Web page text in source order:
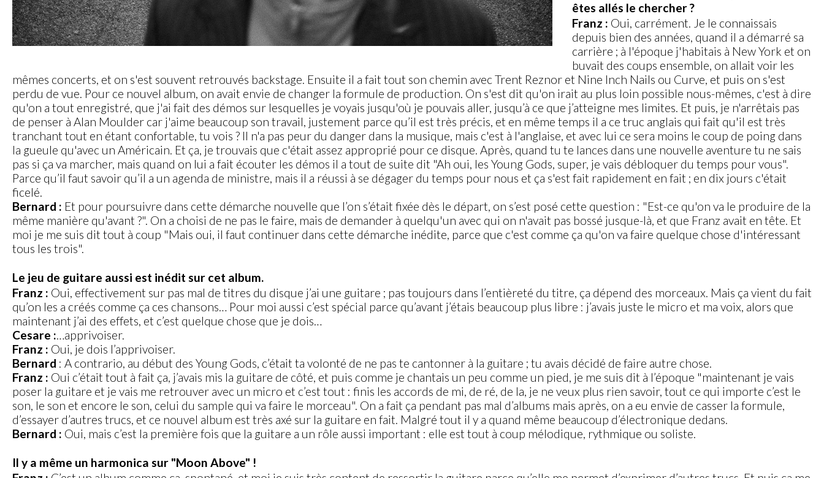
êtes allés le chercher ?
Franz : Oui, carrément. Je le connaissais
depuis bien des années, quand il a démarré sa
carrière ; à l'époque j'habitais à New York et on
buvait des coups ensemble, on allait voir les
mêmes concerts, et on s'est souvent retrouvés backstage. Ensuite il a fait tout son chemin avec Trent Reznor et Nine Inch Nails ou Curve, et puis on s'est
perdu de vue. Pour ce nouvel album, on avait envie de changer la formule de production. On s'est dit qu'on irait au plus loin possible nous-mêmes, c'est à dire
qu'on a tout enregistré, que j'ai fait des démos sur lesquelles je voyais jusqu'où je pouvais aller, jusqu’à ce que j’atteigne mes limites. Et puis, je n'arrêtais pas
de penser à Alan Moulder car j'aime beaucoup son travail, justement parce qu’il est très précis, et en même temps il a ce truc anglais qui fait qu'il est très
tranchant tout en étant confortable, tu vois ? Il n'a pas peur du danger dans la musique, mais c'est à l'anglaise, et avec lui ce sera moins le coup de poing dans
la gueule qu'avec un Américain. Et ça, je trouvais que c'était assez approprié pour ce disque. Après, quand tu te lances dans une nouvelle aventure tu ne sais
pas si ça va marcher, mais quand on lui a fait écouter les démos il a tout de suite dit "Ah oui, les Young Gods, super, je vais débloquer du temps pour vous".
Parce qu’il faut savoir qu’il a un agenda de ministre, mais il a réussi à se dégager du temps pour nous et ça s'est fait rapidement en fait ; en dix jours c'était
ficelé.
Bernard : Et pour poursuivre dans cette démarche nouvelle que l’on s’était fixée dès le départ, on s’est posé cette question : "Est-ce qu'on va le produire de la
même manière qu'avant ?". On a choisi de ne pas le faire, mais de demander à quelqu'un avec qui on n'avait pas bossé jusque-là, et que Franz avait en tête. Et
moi je me suis dit tout à coup "Mais oui, il faut continuer dans cette démarche inédite, parce que c'est comme ça qu'on va faire quelque chose d'intéressant
tous les trois".
Le jeu de guitare aussi est inédit sur cet album.
Franz : Oui, effectivement sur pas mal de titres du disque j’ai une guitare ; pas toujours dans l’entièreté du titre, ça dépend des morceaux. Mais ça vient du fait
qu’on les a créés comme ça ces chansons… Pour moi aussi c’est spécial parce qu’avant j’étais beaucoup plus libre : j’avais juste le micro et ma voix, alors que
maintenant j’ai des effets, et c’est quelque chose que je dois…
Cesare :…apprivoiser.
Franz : Oui, je dois l’apprivoiser.
Bernard : A contrario, au début des Young Gods, c’était ta volonté de ne pas te cantonner à la guitare ; tu avais décidé de faire autre chose.
Franz : Oui c’était tout à fait ça, j’avais mis la guitare de côté, et puis comme je chantais un peu comme un pied, je me suis dit à l’époque "maintenant je vais
poser la guitare et je vais me retrouver avec un micro et c’est tout : finis les accords de mi, de ré, de la, je ne veux plus rien savoir, tout ce qui importe c’est le
son, le son et encore le son, celui du sample qui va faire le morceau". On a fait ça pendant pas mal d’albums mais après, on a eu envie de casser la formule,
d’essayer d’autres trucs, et ce nouvel album est très axé sur la guitare en fait. Malgré tout il y a quand même beaucoup d’électronique dedans.
Bernard : Oui, mais c’est la première fois que la guitare a un rôle aussi important : elle est tout à coup mélodique, rythmique ou soliste.
Il y a même un harmonica sur "Moon Above" !